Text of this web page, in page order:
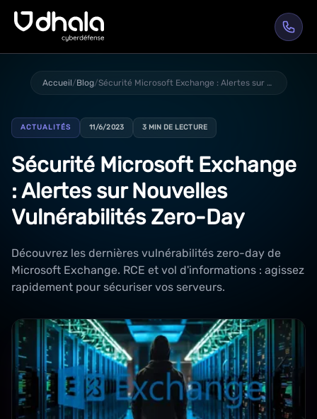
Accueil/Blog/ Sécurité Microsoft Exchange : Alertes sur Nouvelles Vulnérabilités Zero-Day
ACTUALITÉS 11/6/2023 3 MIN DE LECTURE
Sécurité Microsoft Exchange
: Alertes sur Nouvelles
Vulnérabilités Zero-Day
Découvrez les dernières vulnérabilités zero-day de
Microsoft Exchange. RCE et vol d'informations : agissez
rapidement pour sécuriser vos serveurs.